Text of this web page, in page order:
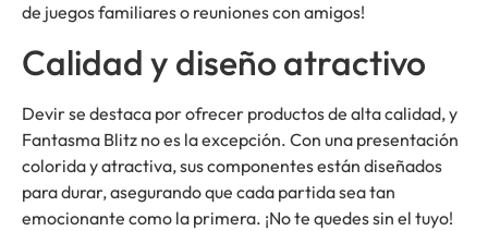
de juegos familiares o reuniones con amigos!
Calidad y diseño atractivo
Devir se destaca por ofrecer productos de alta calidad, y
Fantasma Blitz no es la excepción. Con una presentación
colorida y atractiva, sus componentes están diseñados
para durar, asegurando que cada partida sea tan
emocionante como la primera. ¡No te quedes sin el tuyo!